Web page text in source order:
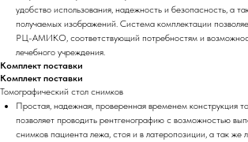
удобство использования, надежность и безопасность, а
получаемых изображений. Система комплектации
РЦ-АМИКО, соответствующий потребностям и
лечебного учреждения.
Комплект поставки
Комплект поставки
Томографический стол снимков
Простая, надежная, проверенная временем конструкция
позволяет проводить рентгенографию с возможностью
снимков пациента лежа, стоя и в латеропозиции, а так же